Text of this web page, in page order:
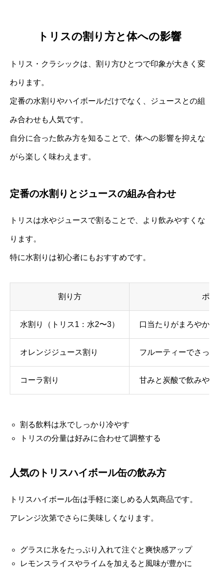
トリスの割り方と体への影響
トリス・クラシックは、割り方ひとつで印象が大きく変
わります。
定番の水割りやハイボールだけでなく、ジュースとの組
み合わせも人気です。
自分に合った飲み方を知ることで、体への影響を抑えな
がら楽しく味わえます。
定番の水割りとジュースの組み合わせ
トリスは水やジュースで割ることで、より飲みやすくな
ります。
特に水割りは初心者にもおすすめです。
割り方 ポ
水割り（トリス1：水2〜3） 口当たりがまろやか
オレンジジュース割り フルーティーでさっ
コーラ割り 甘みと炭酸で飲みや
割る飲料は氷でしっかり冷やす
トリスの分量は好みに合わせて調整する
人気のトリスハイボール缶の飲み方
トリスハイボール缶は手軽に楽しめる人気商品です。
アレンジ次第でさらに美味しくなります。
グラスに氷をたっぷり入れて注ぐと爽快感アップ
レモンスライスやライムを加えると風味が豊かに